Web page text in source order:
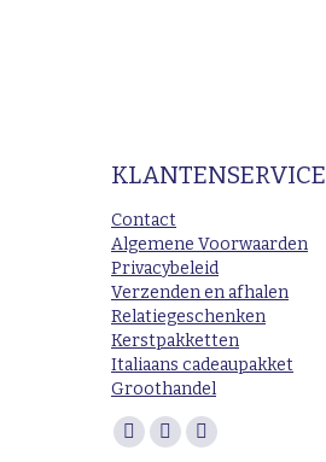
KLANTENSERVICE
Contact
Algemene Voorwaarden
Privacybeleid
Verzenden en afhalen
Relatiegeschenken
Kerstpakketten
Italiaans cadeaupakket
Groothandel
Vind ons op:
Facebook
Instagram
Mail